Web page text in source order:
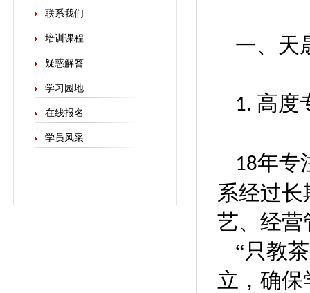
联系我们
培训课程
疑惑解答
学习园地
在线报名
学员风采
一、天
1. 高度
18年专
系经过
艺、经营
“只教
立，确保